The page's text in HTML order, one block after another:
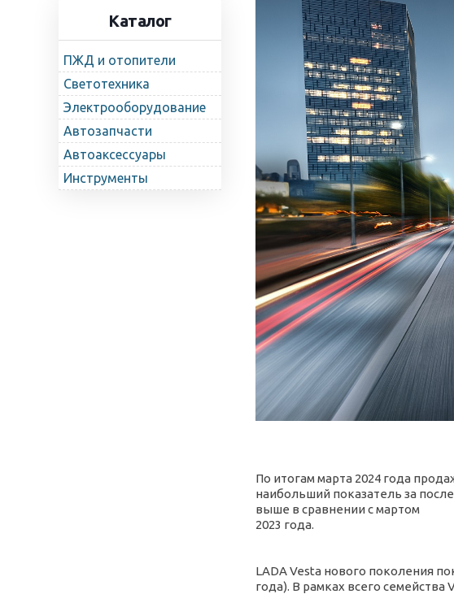
Каталог
ПЖД и отопители
Светотехника
Электрооборудование
Автозапчасти
Автоаксессуары
Инструменты
По итогам марта 2024 года
наибольший показатель за
выше в сравнении с мартом
2023 года.
LADA Vesta нового поколения
года). В рамках всего